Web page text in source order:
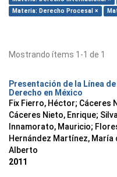
Materia: Derecho Procesal ×
Mostrando ítems 1-1 de 1
Presentación de la Línea
Derecho en México
Fix Fierro, Héctor; Cáceres
Cáceres Nieto, Enrique;
Innamorato, Mauricio;
Hernández Martínez, María
Alberto
2011